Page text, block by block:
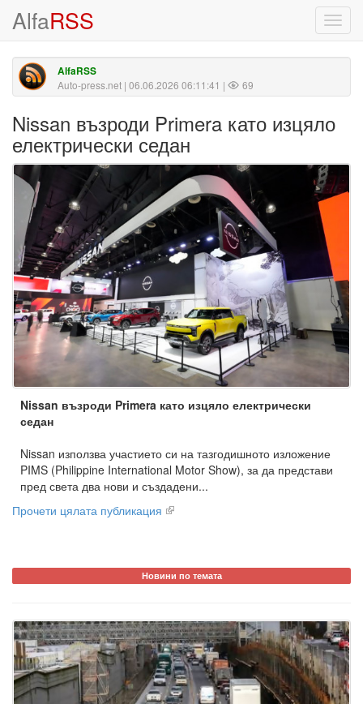
AlfaRSS
AlfaRSS
Auto-press.net | 06.06.2026 06:11:41 | 69
Nissan възроди Primera като изцяло
електрически седан
Nissan възроди Primera като изцяло електрически
седан
Nissan използва участието си на тазгодишното изложение
PIMS (Philippine International Motor Show), за да представи
пред света два нови и създадени...
Прочети цялата публикация
Новини по темата